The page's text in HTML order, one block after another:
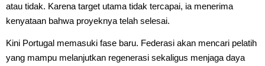
atau tidak. Karena target utama tidak tercapai, ia menerima
kenyataan bahwa proyeknya telah selesai.
Kini Portugal memasuki fase baru. Federasi akan mencari pelatih
yang mampu melanjutkan regenerasi sekaligus menjaga daya